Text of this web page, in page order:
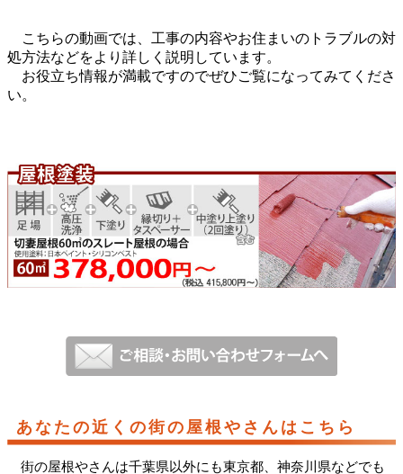
こちらの動画では、工事の内容やお住まいのトラブルの対
処方法などをより詳しく説明しています。
お役立ち情報が満載ですのでぜひご覧になってみてくださ
い。
あなたの近くの街の屋根やさんはこちら
街の屋根やさんは千葉県以外にも東京都、神奈川県などでも